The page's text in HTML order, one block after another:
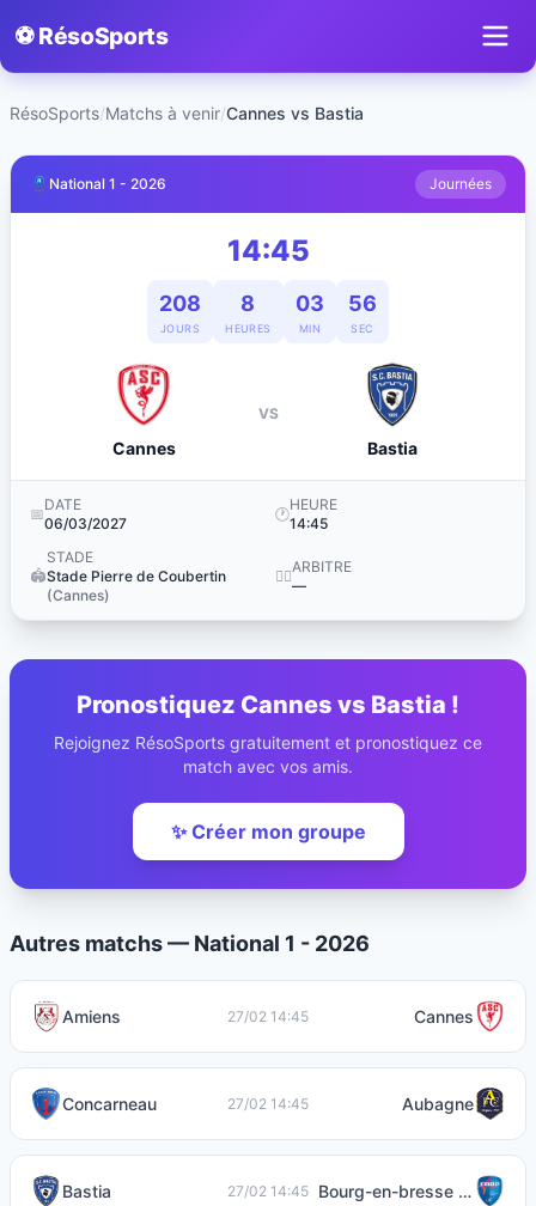
⚽ RésoSports
RésoSports/Matchs à venir/Cannes vs Bastia
National 1 - 2026 Journées
14:45
208
JOURS
8
HEURES
03
MIN
56
SEC
Cannes
VS
Bastia
📅
DATE
06/03/2027
🕐
HEURE
14:45
🏟️
STADE
Stade Pierre de Coubertin
(Cannes)
👨‍⚖️
ARBITRE
—
Pronostiquez Cannes vs Bastia !
Rejoignez RésoSports gratuitement et pronostiquez ce
match avec vos amis.
✨ Créer mon groupe
Autres matchs — National 1 - 2026
Amiens 27/02 14:45 Cannes
Concarneau 27/02 14:45 Aubagne
Bastia 27/02 14:45 Bourg-en-bresse 01